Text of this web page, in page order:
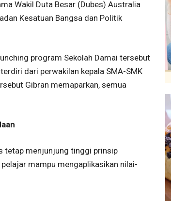
Wakil Duta Besar (Dubes) Australia
Kesatuan Bangsa dan Politik
program Sekolah Damai tersebut
dari perwakilan kepala SMA-SMK
Gibran memaparkan, semua
tetap menjunjung tinggi prinsip
mampu mengaplikasikan nilai-